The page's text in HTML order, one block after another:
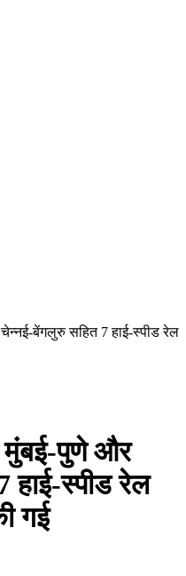
बेंगलुरु सहित 7 हाई-स्पीड रेल
पुणे और
स्पीड रेल
गई